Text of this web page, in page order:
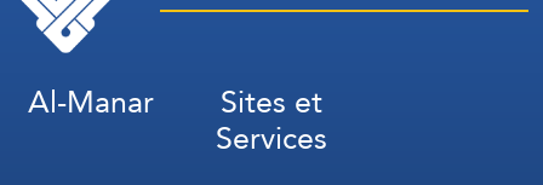
Al-Manar Sites et
Services